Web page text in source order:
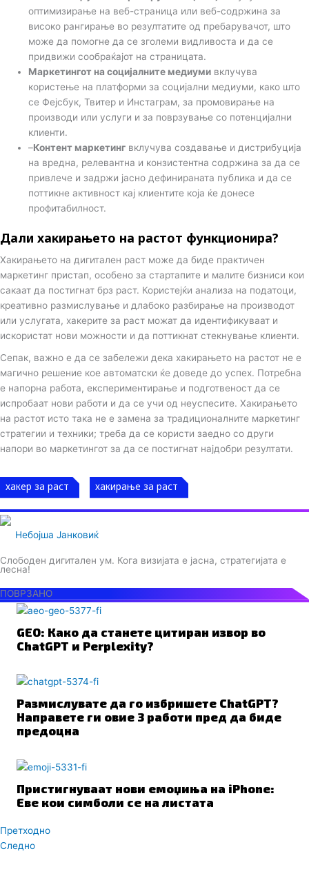
оптимизирање на веб-страница или веб-содржина за
високо рангирање во резултатите од пребарувачот, што
може да помогне да се зголеми видливоста и да се
придвижи сообраќајот на страницата.
Маркетингот на социјалните медиуми вклучува
користење на платформи за социјални медиуми, како што
се Фејсбук, Твитер и Инстаграм, за промовирање на
производи или услуги и за поврзување со потенцијални
клиенти.
–Контент маркетинг вклучува создавање и дистрибуција
на вредна, релевантна и конзистентна содржина за да се
привлече и задржи јасно дефинираната публика и да се
поттикне активност кај клиентите која ќе донесе
профитабилност.
Дали хакирањето на растот функционира?
Хакирањето на дигитален раст може да биде практичен
маркетинг пристап, особено за стартапите и малите бизниси кои
сакаат да постигнат брз раст. Користејќи анализа на податоци,
креативно размислување и длабоко разбирање на производот
или услугата, хакерите за раст можат да идентификуваат и
искористат нови можности и да поттикнат стекнување клиенти.
Сепак, важно е да се забележи дека хакирањето на растот не е
магично решение кое автоматски ќе доведе до успех. Потребна
е напорна работа, експериментирање и подготвеност да се
испробаат нови работи и да се учи од неуспесите. Хакирањето
на растот исто така не е замена за традиционалните маркетинг
стратегии и техники; треба да се користи заедно со други
напори во маркетингот за да се постигнат најдобри резултати.
хакер за раст хакирање за раст
Небојша Јанковиќ
Слободен дигитален ум. Кога визијата е јасна, стратегијата е
лесна!
ПОВРЗАНО
GEO: Како да станете цитиран извор во
ChatGPT и Perplexity?
Размислувате да го избришете ChatGPT?
Направете ги овие 3 работи пред да биде
предоцна
Пристигнуваат нови емоџиња на iPhone:
Еве кои симболи се на листата
Prev
Претходно
Следно
Next